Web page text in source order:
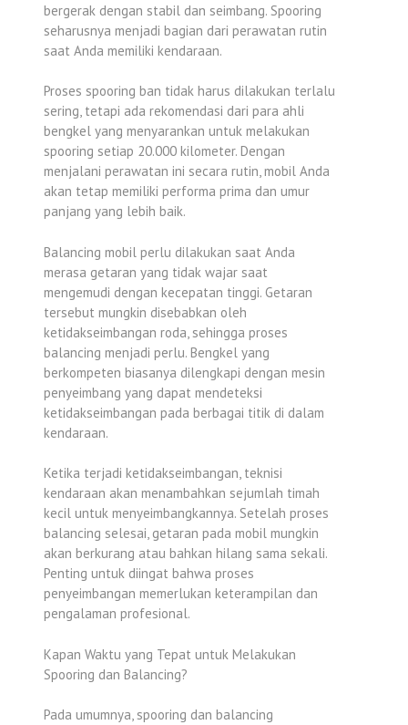
bergerak dengan stabil dan seimbang. Spooring
seharusnya menjadi bagian dari perawatan rutin
saat Anda memiliki kendaraan.
Proses spooring ban tidak harus dilakukan terlalu
sering, tetapi ada rekomendasi dari para ahli
bengkel yang menyarankan untuk melakukan
spooring setiap 20.000 kilometer. Dengan
menjalani perawatan ini secara rutin, mobil Anda
akan tetap memiliki performa prima dan umur
panjang yang lebih baik.
Balancing mobil perlu dilakukan saat Anda
merasa getaran yang tidak wajar saat
mengemudi dengan kecepatan tinggi. Getaran
tersebut mungkin disebabkan oleh
ketidakseimbangan roda, sehingga proses
balancing menjadi perlu. Bengkel yang
berkompeten biasanya dilengkapi dengan mesin
penyeimbang yang dapat mendeteksi
ketidakseimbangan pada berbagai titik di dalam
kendaraan.
Ketika terjadi ketidakseimbangan, teknisi
kendaraan akan menambahkan sejumlah timah
kecil untuk menyeimbangkannya. Setelah proses
balancing selesai, getaran pada mobil mungkin
akan berkurang atau bahkan hilang sama sekali.
Penting untuk diingat bahwa proses
penyeimbangan memerlukan keterampilan dan
pengalaman profesional.
Kapan Waktu yang Tepat untuk Melakukan
Spooring dan Balancing?
Pada umumnya, spooring dan balancing